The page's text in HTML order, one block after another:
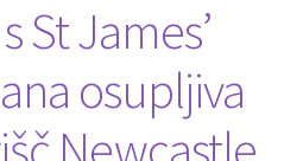
St James’
osupljiva
Newcastle